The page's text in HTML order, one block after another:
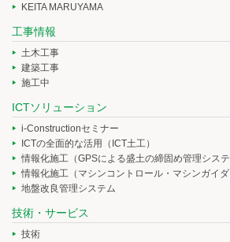
KEITA MARUYAMA
工事情報
土木工事
建築工事
施工中
ICTソリューション
i-Constructionセミナー
ICTの全面的な活用（ICT土工）
情報化施工（GPSによる盛土の締固め管理システ
情報化施工（マシンコントロール・マシンガイダ
地盤改良管理システム
技術・サービス
技術